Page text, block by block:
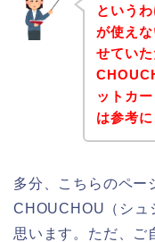
という
が使え
せていた
ットカ
は参考
多分、こちらのペー
CHOUCHOU（シュ
思います。ただ、ご